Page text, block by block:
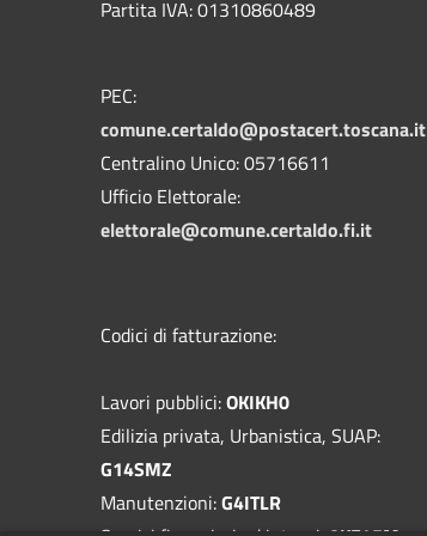
Partita IVA: 01310860489
PEC:
comune.certaldo@postacert.toscana.it
Centralino Unico: 05716611
Ufficio Elettorale:
elettorale@comune.certaldo.fi.it
Codici di fatturazione:
Lavori pubblici:OKIKH0
Edilizia privata, Urbanistica, SUAP:
G14SMZ
Manutenzioni:G4ITLR